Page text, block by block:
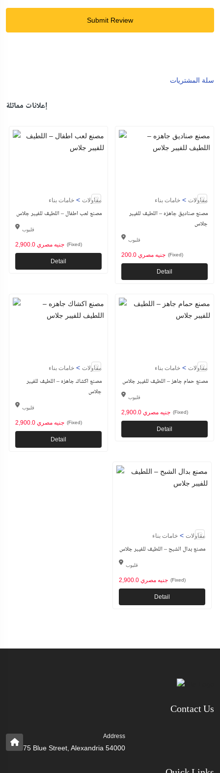
Submit Review
سلة المشتريات
إعلانات مماثلة
مقاولات > خامات بناء
مصنع لعب اطفال – اللطيف للفيبر جلاس
قليوب
2,900.0 جنيه مصري (Fixed)
Detail
مقاولات > خامات بناء
مصنع صناديق جاهزه – اللطيف للفيبر
جلاس
قليوب
200.0 جنيه مصري (Fixed)
Detail
مقاولات > خامات بناء
مصنع اكشاك جاهزه – اللطيف للفيبر
جلاس
قليوب
2,900.0 جنيه مصري (Fixed)
Detail
مقاولات > خامات بناء
مصنع حمام جاهز – اللطيف للفيبر جلاس
قليوب
2,900.0 جنيه مصري (Fixed)
Detail
مقاولات > خامات بناء
مصنع بدال الشبح – اللطيف للفيبر جلاس
قليوب
2,900.0 جنيه مصري (Fixed)
Detail
Contact Us
Address
75 Blue Street, Alexandria 54000